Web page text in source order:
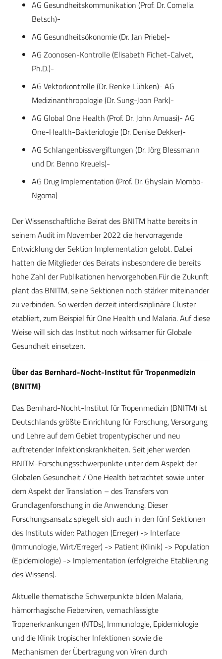
AG Gesundheitskommunikation (Prof. Dr. Cornelia
Betsch)-
AG Gesundheitsökonomie (Dr. Jan Priebe)-
AG Zoonosen-Kontrolle (Elisabeth Fichet-Calvet,
Ph.D.)-
AG Vektorkontrolle (Dr. Renke Lühken)- AG
Medizinanthropologie (Dr. Sung-Joon Park)-
AG Global One Health (Prof. Dr. John Amuasi)- AG
One-Health-Bakteriologie (Dr. Denise Dekker)-
AG Schlangenbissvergiftungen (Dr. Jörg Blessmann
und Dr. Benno Kreuels)-
AG Drug Implementation (Prof. Dr. Ghyslain Mombo-
Ngoma)
Der Wissenschaftliche Beirat des BNITM hatte bereits in
seinem Audit im November 2022 die hervorragende
Entwicklung der Sektion Implementation gelobt. Dabei
hatten die Mitglieder des Beirats insbesondere die bereits
hohe Zahl der Publikationen hervorgehoben.Für die Zukunft
plant das BNITM, seine Sektionen noch stärker miteinander
zu verbinden. So werden derzeit interdisziplinäre Cluster
etabliert, zum Beispiel für One Health und Malaria. Auf diese
Weise will sich das Institut noch wirksamer für Globale
Gesundheit einsetzen.
Über das Bernhard-Nocht-Institut für Tropenmedizin
(BNITM)
Das Bernhard-Nocht-Institut für Tropenmedizin (BNITM) ist
Deutschlands größte Einrichtung für Forschung, Versorgung
und Lehre auf dem Gebiet tropentypischer und neu
auftretender Infektionskrankheiten. Seit jeher werden
BNITM-Forschungsschwerpunkte unter dem Aspekt der
Globalen Gesundheit / One Health betrachtet sowie unter
dem Aspekt der Translation – des Transfers von
Grundlagenforschung in die Anwendung. Dieser
Forschungsansatz spiegelt sich auch in den fünf Sektionen
des Instituts wider: Pathogen (Erreger) -> Interface
(Immunologie, Wirt/Erreger) -> Patient (Klinik) -> Population
(Epidemiologie) -> Implementation (erfolgreiche Etablierung
des Wissens).
Aktuelle thematische Schwerpunkte bilden Malaria,
hämorrhagische Fieberviren, vernachlässigte
Tropenerkrankungen (NTDs), Immunologie, Epidemiologie
und die Klinik tropischer Infektionen sowie die
Mechanismen der Übertragung von Viren durch